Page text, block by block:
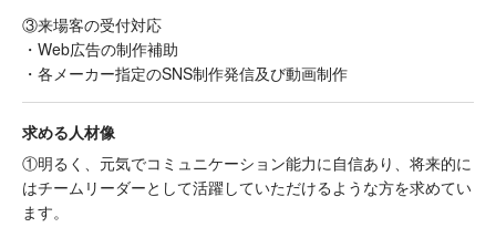
③来場客の受付対応
・Web広告の制作補助
・各メーカー指定のSNS制作発信及び動画制作
求める人材像
①明るく、元気でコミュニケーション能力に自信あり、将来的に
はチームリーダーとして活躍していただけるような方を求めてい
ます。